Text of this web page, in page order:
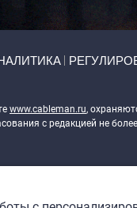
www.cableman.ru,
с редакцией не